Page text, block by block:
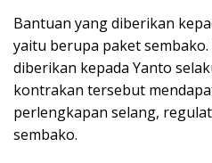
Bantuan yang diberikan
yaitu berupa paket
diberikan kepada Yanto
kontrakan tersebut
perlengkapan selang,
sembako.